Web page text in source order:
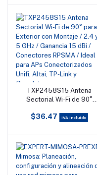
Añadir al carrito
TXP2458S15 Antena
Sectorial Wi-Fi de 90°
/ 2.4 y 5 GHz / Ganancia
Conectorizados Unifi,
Altai, TP-Link y
Grandstream.
$36.47 IVA incluido